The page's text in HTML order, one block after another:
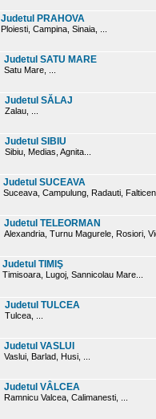
Judetul PRAHOVA
Ploiesti, Campina, Sinaia, ...
Judetul SATU MARE
Satu Mare, ...
Judetul SĂLAJ
Zalau, ...
Judetul SIBIU
Sibiu, Medias, Agnita...
Judetul SUCEAVA
Suceava, Campulung, Radauti,
Judetul TELEORMAN
Alexandria, Turnu Magurele, Rosiori,
Judetul TIMIŞ
Timisoara, Lugoj, Sannicolau Mare...
Judetul TULCEA
Tulcea, ...
Judetul VASLUI
Vaslui, Barlad, Husi, ...
Judetul VÂLCEA
Ramnicu Valcea, Calimanesti, ...